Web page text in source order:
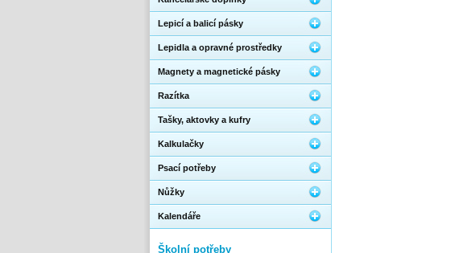
Lepicí a balicí pásky
Lepidla a opravné prostředky
Magnety a magnetické pásky
Razítka
Tašky, aktovky a kufry
Kalkulačky
Psací potřeby
Nůžky
Kalendáře
Školní potřeby